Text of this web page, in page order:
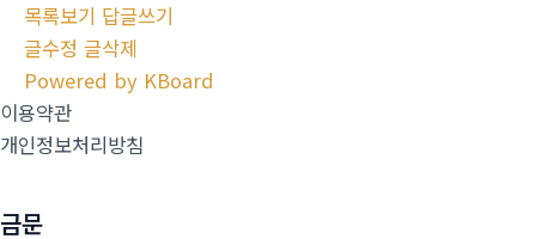
목록보기 답글쓰기
글수정 글삭제
Powered by KBoard
이용약관
개인정보처리방침
금문